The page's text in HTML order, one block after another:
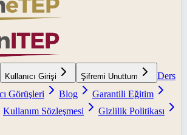
Kullanıcı Girişi Şifremi Unuttum
Ders
Görüşleri Blog
Garantili Eğitim
Kullanım Sözleşmesi
Gizlilik Politikası